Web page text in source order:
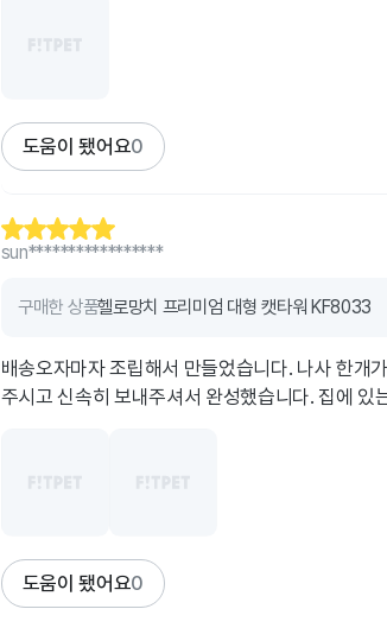
도움이 됐어요0
sun*****************
구매한 상품헬로망치 프리미엄 대형 캣타워 KF8033
배송오자마자 조립해서 만들었습니다. 나사 한개
주시고 신속히 보내주셔서 완성했습니다. 집에 있
도움이 됐어요0